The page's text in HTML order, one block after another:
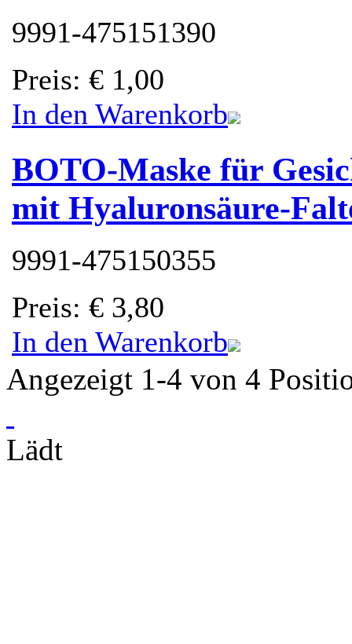
9991-475151390
Preis: € 1,00
In den Warenkorb
BOTO-Maske für
mit Hyaluronsäure-
9991-475150355
Preis: € 3,80
In den Warenkorb
Angezeigt 1-4 von 4
Lädt